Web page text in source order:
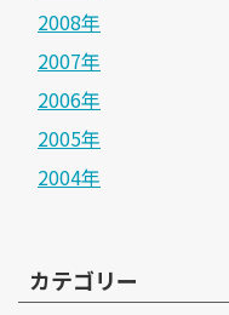
2008年
2007年
2006年
2005年
2004年
カテゴリー